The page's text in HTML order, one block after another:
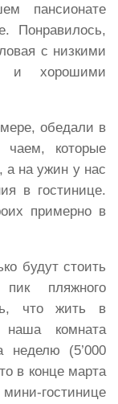
пансионате
Понравилось,
с низкими
и хорошими
обедали в
которые
а на ужин у нас
в гостинице.
примерно в
будут стоить
пляжного
что жить в
наша комната
(5’000
в конце марта
гостинице